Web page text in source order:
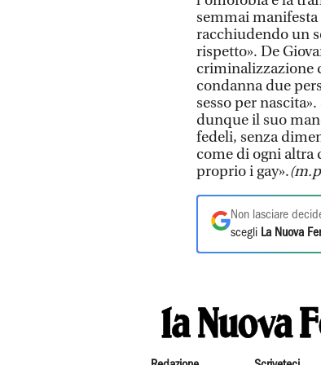
semmai
racchiudendo un
rispetto». De
criminalizzazione
condanna due
sesso per
dunque il suo
fedeli, senza
come di ogni altra
proprio i gay».
Non lasciare
scegli La Nuova